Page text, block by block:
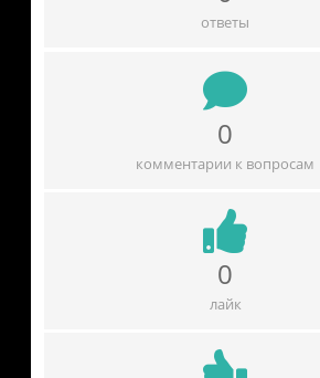
ответы
0
комментарии к вопросам
0
лайк